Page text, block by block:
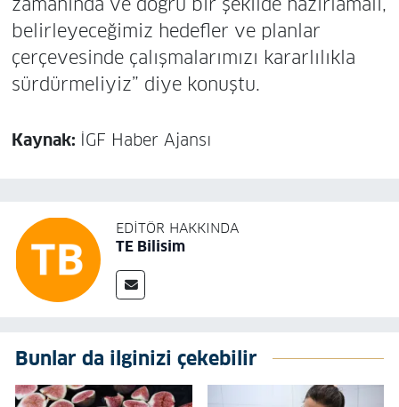
belirleyeceğimiz hedefler ve planlar
çerçevesinde çalışmalarımızı kararlılıkla
sürdürmeliyiz” diye konuştu.
Kaynak: İGF Haber Ajansı
EDITÖR HAKKINDA
TE Bilisim
Bunlar da ilginizi çekebilir